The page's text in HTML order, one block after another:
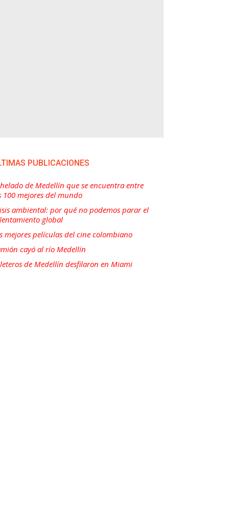
PUBLICACIONES
de Medellín que se encuentra entre
100 mejores del mundo
ambiental: por qué no podemos parar el
global
mejores películas del cine colombiano
cayó al río Medellín
de Medellín desfilaron en Miami